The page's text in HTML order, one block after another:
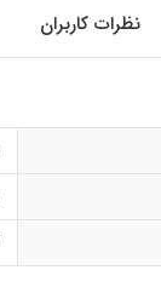
نظرات کاربران